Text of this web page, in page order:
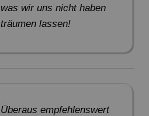
was wir uns nicht haben
träumen lassen!
Überaus empfehlenswert